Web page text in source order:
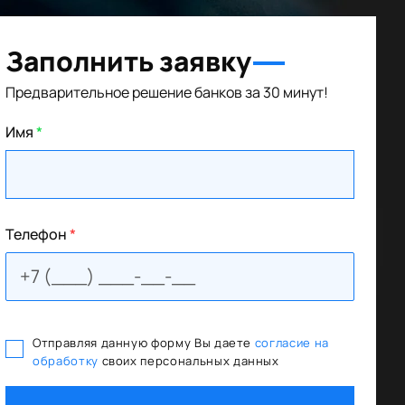
Заполнить заявку
Предварительное решение банков за 30 минут!
Имя*
Телефон*
Отправляя данную форму Вы даете согласие на
обработку своих персональных данных